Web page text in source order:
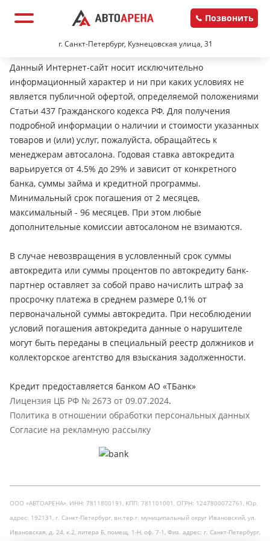
г. Санкт-Петербург, Кузнецовская улица, 31
Позвонить
Данный Интернет-сайт носит исключительно
информационный характер и ни при каких условиях не
является публичной офертой, определяемой положениями
Статьи 437 Гражданского кодекса РФ. Для получения
подробной информации о наличии и стоимости указанных
товаров и (или) услуг, пожалуйста, обращайтесь к
менеджерам автосалона. Годовая ставка автокредита
варьируется от 4.5% до 29% и зависит от конкретного
банка, суммы займа и кредитной программы.
Минимальный срок погашения от 2 месяцев,
максимальный - 96 месяцев. При этом любые
дополнительные комиссии автосалоном не взимаются.
В случае невозвращения в условленный срок суммы
автокредита или суммы процентов по автокредиту банк-
партнер оставляет за собой право начислить штраф за
просрочку платежа в среднем размере 0,1% от
первоначальной суммы автокредита. При несоблюдении
условий погашения автокредита данные о нарушителе
могут быть переданы в специальный реестр должников и
коллекторское агентство для взыскания задолженности.
Кредит предоставляется банком АО «ТБанк»
Лицензия ЦБ РФ № 2673 от 09.07.2024.
Политика в отношении обработки персональных данных
Согласие на рекламную рассылку
ООО «АВТОАРЕНА», ИНН: 7811800191, КПП: 781101001, ОГРН: 1247800072761, Юр.
адрес: 192131, г. Санкт-Петербург, вн.тер.г. муниципальный округ Ивановский, ул.
Ивановская, д. 24, к.2, литера Б, помещ. 1-Н, оф. 7-1, Физ. адрес: г. Санкт-Петербург,